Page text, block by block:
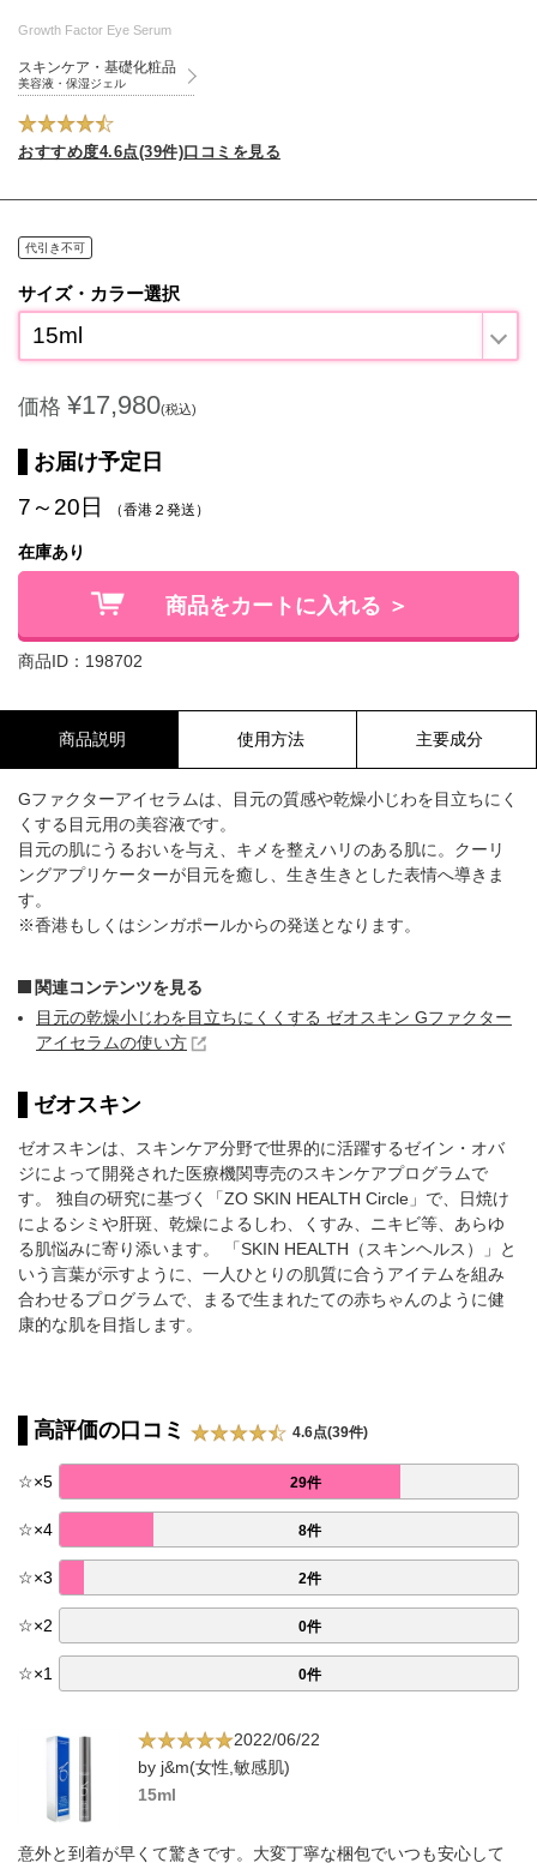
Growth Factor Eye Serum
スキンケア・基礎化粧品
美容液・保湿ジェル
おすすめ度4.6点(39件)口コミを見る
代引き不可
サイズ・カラー選択
15ml
価格 ¥17,980(税込)
お届け予定日
7～20日 （香港２発送）
在庫あり
商品をカートに入れる ＞
商品ID：198702
商品説明 使用方法 主要成分
Gファクターアイセラムは、目元の質感や乾燥小じわを目立ちにく
くする目元用の美容液です。
目元の肌にうるおいを与え、キメを整えハリのある肌に。クーリ
ングアプリケーターが目元を癒し、生き生きとした表情へ導きま
す。
※香港もしくはシンガポールからの発送となります。
関連コンテンツを見る
目元の乾燥小じわを目立ちにくくする ゼオスキン Gファクター
アイセラムの使い方
ゼオスキン
ゼオスキンは、スキンケア分野で世界的に活躍するゼイン・オバ
ジによって開発された医療機関専売のスキンケアプログラムで
す。 独自の研究に基づく「ZO SKIN HEALTH Circle」で、日焼け
によるシミや肝斑、乾燥によるしわ、くすみ、ニキビ等、あらゆ
る肌悩みに寄り添います。 「SKIN HEALTH（スキンヘルス）」と
いう言葉が示すように、一人ひとりの肌質に合うアイテムを組み
合わせるプログラムで、まるで生まれたての赤ちゃんのように健
康的な肌を目指します。
高評価の口コミ 4.6点(39件)
☆×5 29件
☆×4 8件
☆×3 2件
☆×2 0件
☆×1 0件
2022/06/22
by j&m(女性,敏感肌)
15ml
意外と到着が早くて驚きです。大変丁寧な梱包でいつも安心して